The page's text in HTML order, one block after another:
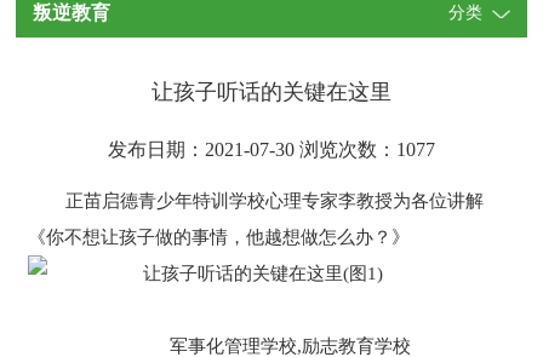
叛逆教育 分类
让孩子听话的关键在这里
发布日期：2021-07-30 浏览次数： 1077
正苗启德青少年特训学校心理专家李教授为各位讲解
《你不想让孩子做的事情，他越想做怎么办？》
军事化管理学校,励志教育学校